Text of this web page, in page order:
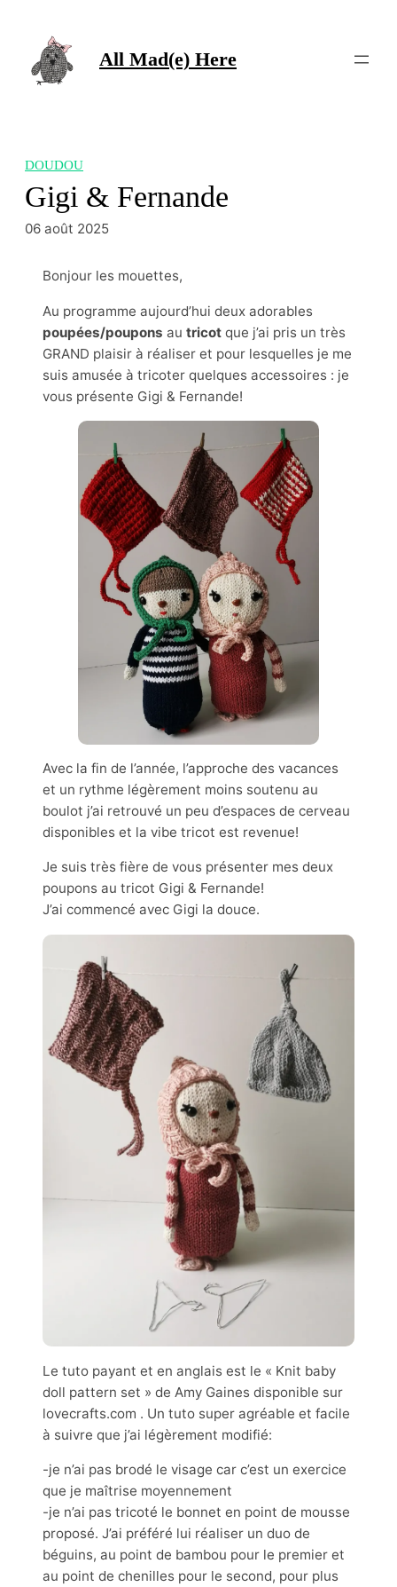
contenu
All Mad(e) Here
DOUDOU
Gigi & Fernande
06 août 2025
Bonjour les mouettes,
Au programme aujourd’hui deux adorables
poupées/poupons au tricot que j’ai pris un très
GRAND plaisir à réaliser et pour lesquelles je me
suis amusée à tricoter quelques accessoires : je
vous présente Gigi & Fernande!
Avec la fin de l’année, l’approche des vacances
et un rythme légèrement moins soutenu au
boulot j’ai retrouvé un peu d’espaces de cerveau
disponibles et la vibe tricot est revenue!
Je suis très fière de vous présenter mes deux
poupons au tricot Gigi & Fernande!
J’ai commencé avec Gigi la douce.
Le tuto payant et en anglais est le « Knit baby
doll pattern set » de Amy Gaines disponible sur
lovecrafts.com . Un tuto super agréable et facile
à suivre que j’ai légèrement modifié:
-je n’ai pas brodé le visage car c’est un exercice
que je maîtrise moyennement
-je n’ai pas tricoté le bonnet en point de mousse
proposé. J’ai préféré lui réaliser un duo de
béguins, au point de bambou pour le premier et
au point de chenilles pour le second, pour plus